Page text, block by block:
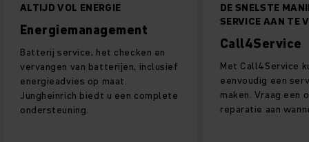
ALTIJD VOL ENERGIE
Energiemanagement
Batterij service, het checken en
vervangen van batterijen, inclusief
energieadvies op maat.
Jungheinrich biedt u een complete
ondersteuning.
DE SNELSTE
SERVICE AAN TE
Call4Service
Met Call4Service
eenvoudig een
maken. Vraag een
reparatie aan